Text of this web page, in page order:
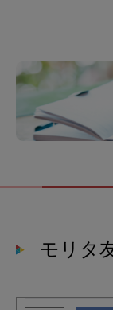
モリタ